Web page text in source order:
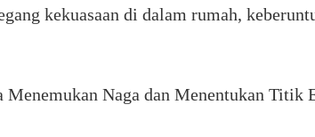
kekuasaan di dalam rumah,
Naga dan Menentukan Titik